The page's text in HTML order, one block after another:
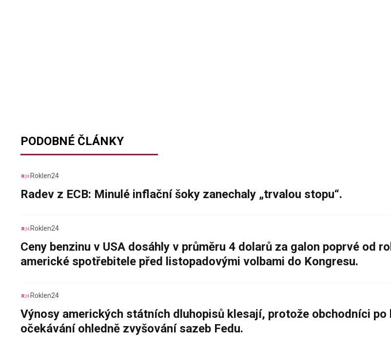
PODOBNÉ ČLÁNKY
Roklen24
Radev z ECB: Minulé inflační šoky zanechaly „trvalou stopu“.
Roklen24
Ceny benzinu v USA dosáhly v průměru 4 dolarů za galon poprvé od
americké spotřebitele před listopadovými volbami do Kongresu.
Roklen24
Výnosy amerických státních dluhopisů klesají, protože obchodníci
očekávání ohledně zvyšování sazeb Fedu.